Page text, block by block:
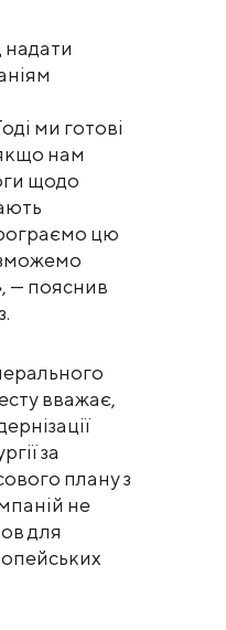
надати
ми готові
нам
щодо
цю
— пояснив
вважає,
за
плану з
не
для